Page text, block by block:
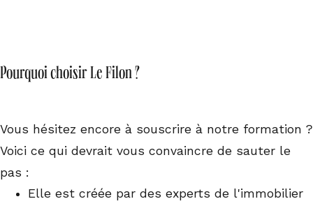
Pourquoi choisir Le Filon ?
Vous hésitez encore à souscrire à notre formation ?
Voici ce qui devrait vous convaincre de sauter le
pas :
Elle est créée par des experts de l'immobilier